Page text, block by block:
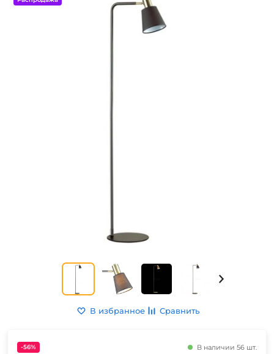
В избранное Сравнить
В наличии 56 шт.
-56%